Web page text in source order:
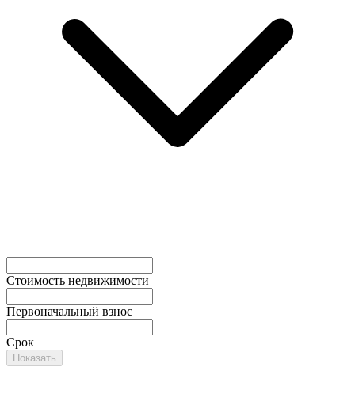
Стоимость недвижимости
Первоначальный взнос
Срок
Показать